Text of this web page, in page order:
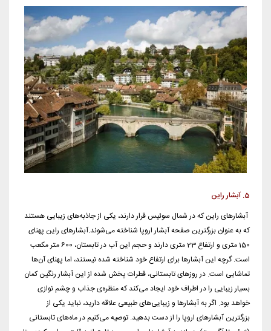
5. آبشار راین
آبشارهای راین که در شمال سوئیس قرار دارند، یکی از جاذبه‌های زیبایی هستند
که به عنوان بزرگترین صفحه آبشار اروپا شناخته می‌شوند.آبشارهای راین پهنای
150 متری و ارتفاع 23 متری دارند و حجم این آب در تابستان، 600 متر مکعب
است. گرچه این آبشارها برای ارتفاع خود شناخته شده نیستند، اما پهنای آن‌ها
تماشایی است. در روزهای تابستانی، قطرات پخش شده از این آبشار رنگین کمان
بسیار زیبایی را در اطراف خود ایجاد می‌کند که منظره‌ی جذاب و چشم نوازی
خواهد بود. اگر به آبشارها و زیبایی‌های طبیعی علاقه دارید، نباید یکی از
بزرگترین آبشار‌های اروپا را از دست بدهید. توصیه می‌کنیم در ماه‌های تابستانی